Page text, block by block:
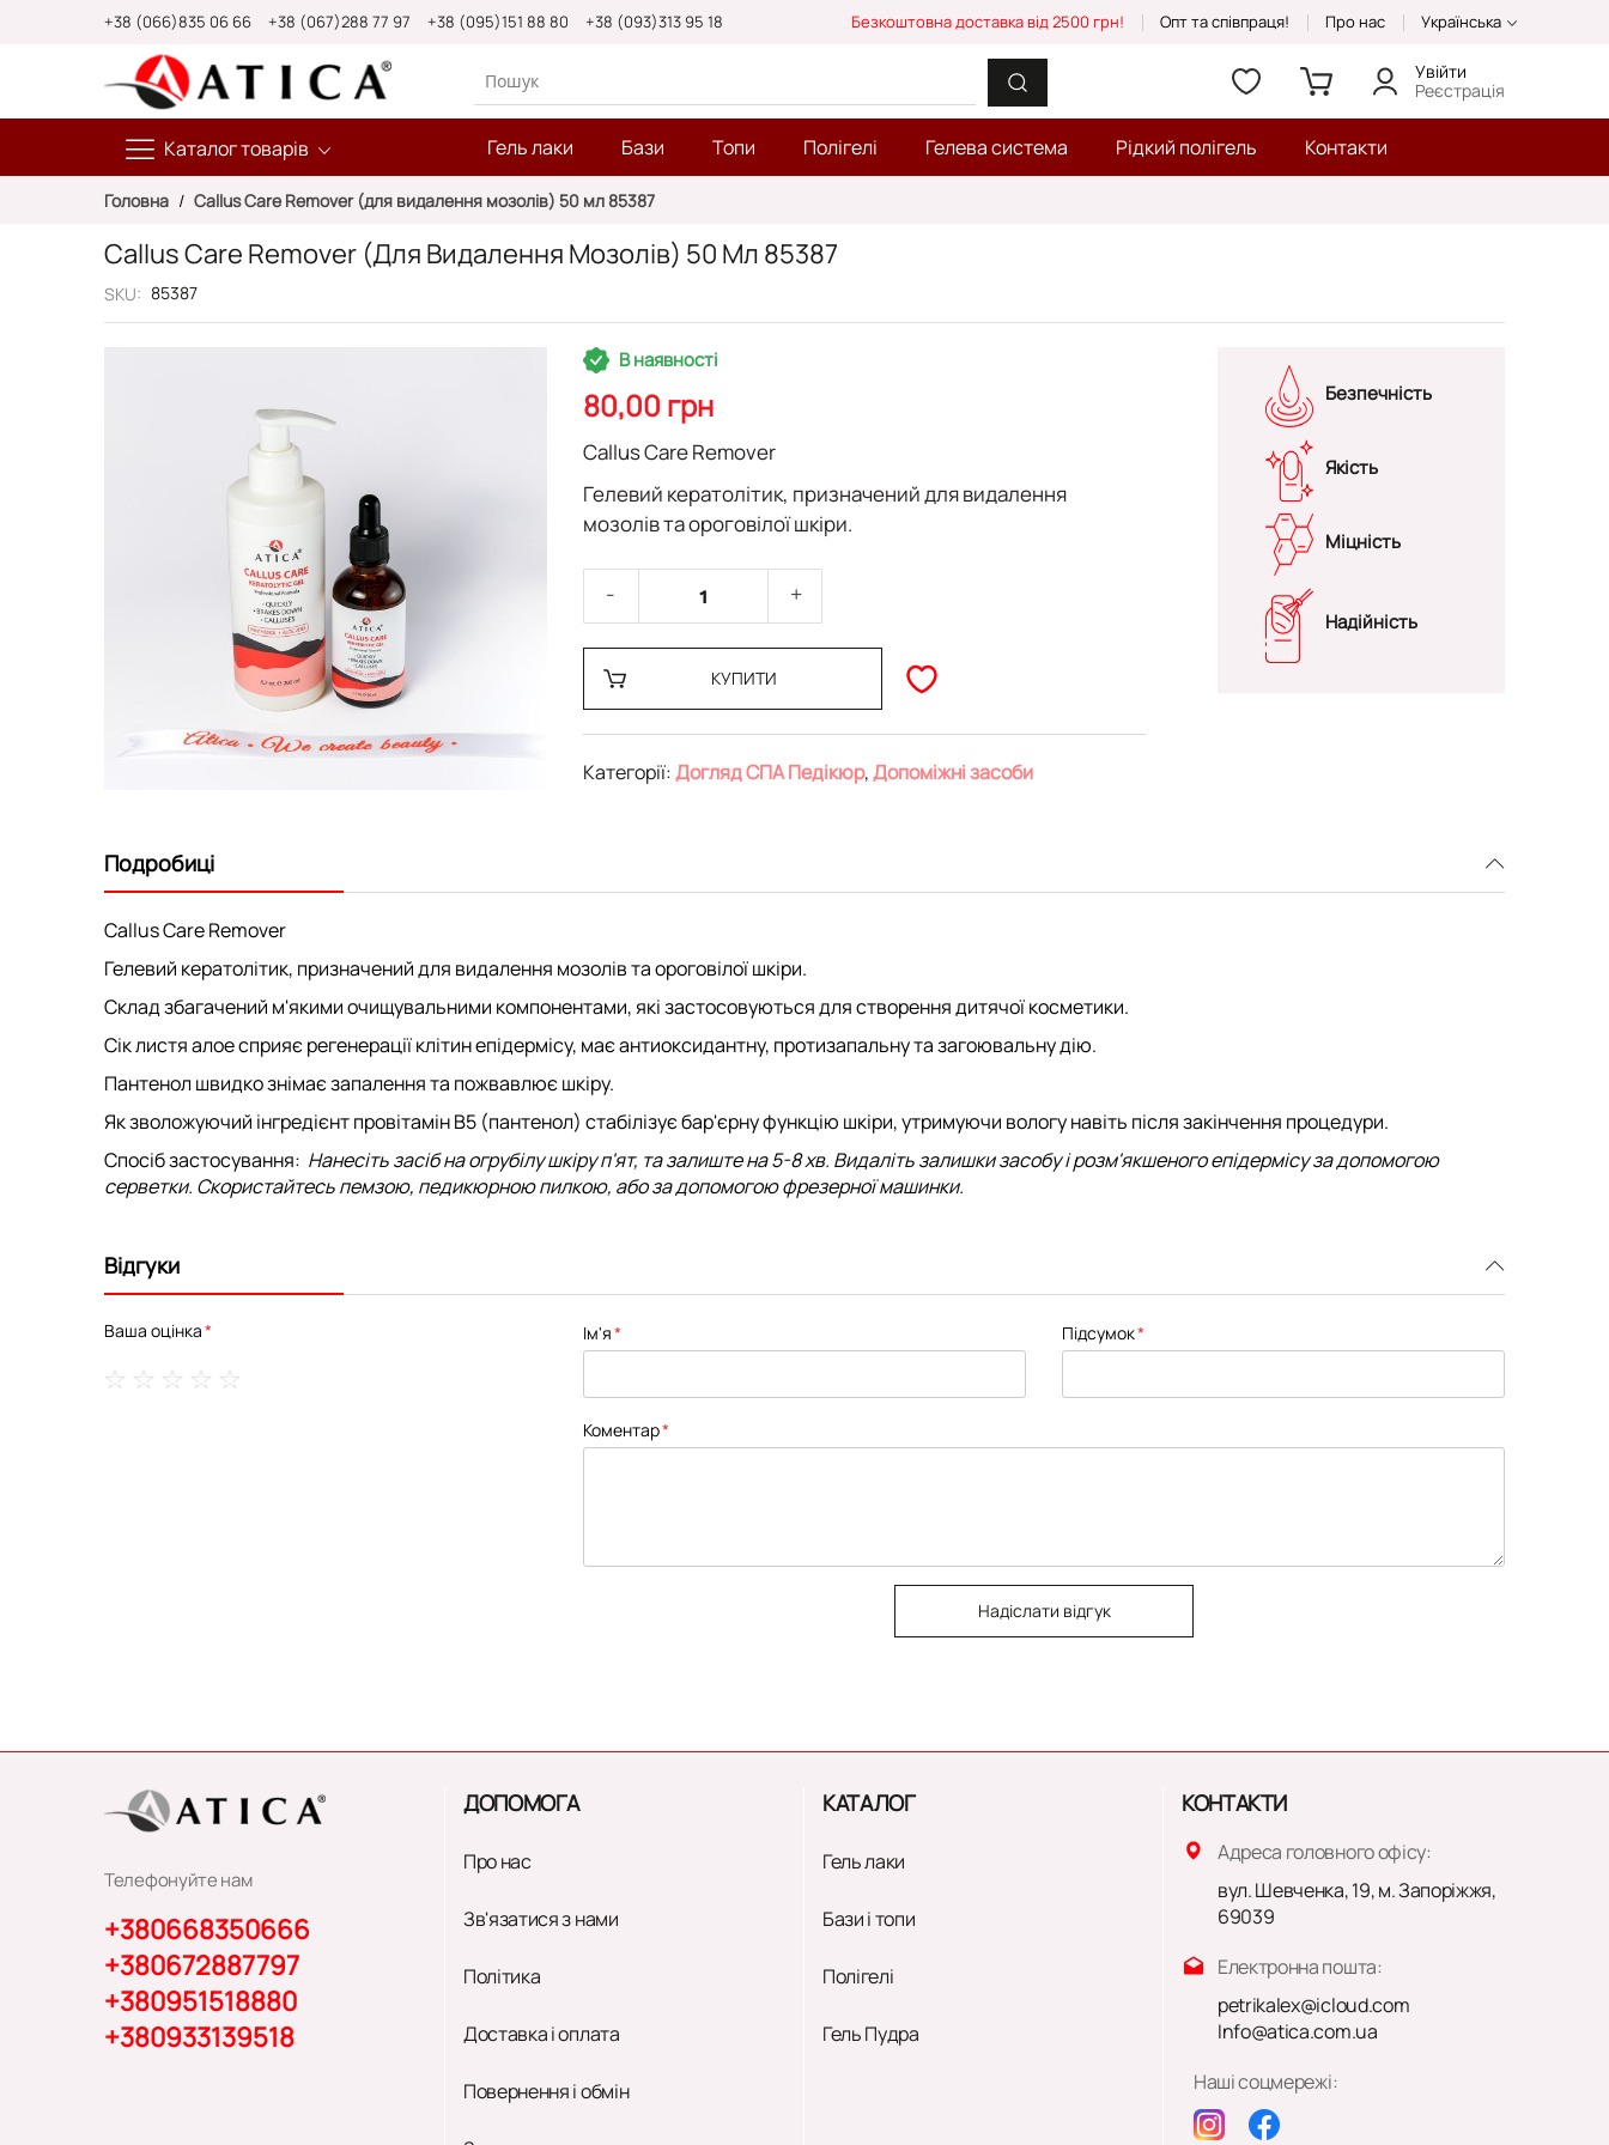
+38 (066)835 06 66 +38 (067)288 77 97 +38 (095)151 88 80 +38 (093)313 95 18 Безкоштовна доставка від 2500 грн! Опт та співпраця! Про нас Українська
Каталог товарів
Увійти
Реєстрація
Гель лаки Бази Топи Полігелі Гелева система Рідкий полігель Контакти
Головна Callus Care Remover (для видалення мозолів) 50 мл 85387
Callus Care Remover (для Видалення Мозолів) 50 Мл 85387
SKU 85387
початку
галереї
В наявності
80,00 грн
Callus Care Remover
Гелевий кератолітик, призначений для видалення
мозолів та ороговілої шкіри.
КУПИТИ
Категорії:Догляд СПА Педікюр,Допоміжні засоби
Безпечність
Якість
Міцність
Надійність
Подробиці
Callus Care Remover
Гелевий кератолітик, призначений для видалення мозолів та ороговілої шкіри.
Склад збагачений м'якими очищувальними компонентами, які застосовуються для створення дитячої косметики.
Сік листя алое сприяє регенерації клітин епідермісу, має антиоксидантну, протизапальну та загоювальну дію.
Пантенол швидко знімає запалення та пожвавлює шкіру.
Як зволожуючий інгредієнт провітамін B5 (пантенол) стабілізує бар'єрну функцію шкіри, утримуючи вологу навіть після закінчення процедури.
Спосіб застосування: Нанесіть засіб на огрубілу шкіру п'ят, та залиштена 5-8 хв. Видаліть залишки засобу і розм'якшеного епідермісу за допомогою
серветки. Скористайтесьпемзою, педикюрною пилкою, або за допомогою фрезерної машинки.
Відгуки
Ваша оцінка Ім'я Підсумок
Коментар
Надіслати відгук
Телефонуйте нам
+380668350666
+380672887797
+380951518880
+380933139518
ДОПОМОГА
Про нас
Зв'язатися з нами
Політика
Доставка і оплата
Повернення і обмін
КАТАЛОГ
Гель лаки
Бази і топи
Полігелі
Гель Пудра
КОНТАКТИ
Адреса головного офісу:
вул. Шевченка, 19, м. Запоріжжя,
69039
Електронна пошта:
petrikalex@icloud.com
Info@atica.com.ua
Наші соцмережі: